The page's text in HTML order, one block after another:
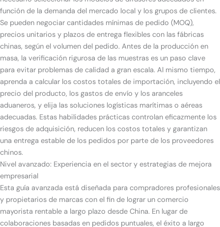
función de la demanda del mercado local y los grupos de clientes.
Se pueden negociar cantidades mínimas de pedido (MOQ),
precios unitarios y plazos de entrega flexibles con las fábricas
chinas, según el volumen del pedido. Antes de la producción en
masa, la verificación rigurosa de las muestras es un paso clave
para evitar problemas de calidad a gran escala. Al mismo tiempo,
aprenda a calcular los costos totales de importación, incluyendo el
precio del producto, los gastos de envío y los aranceles
aduaneros, y elija las soluciones logísticas marítimas o aéreas
adecuadas. Estas habilidades prácticas controlan eficazmente los
riesgos de adquisición, reducen los costos totales y garantizan
una entrega estable de los pedidos por parte de los proveedores
chinos.
Nivel avanzado: Experiencia en el sector y estrategias de mejora
empresarial
Esta guía avanzada está diseñada para compradores profesionales
y propietarios de marcas con el fin de lograr un comercio
mayorista rentable a largo plazo desde China. En lugar de
colaboraciones basadas en pedidos puntuales, el éxito a largo